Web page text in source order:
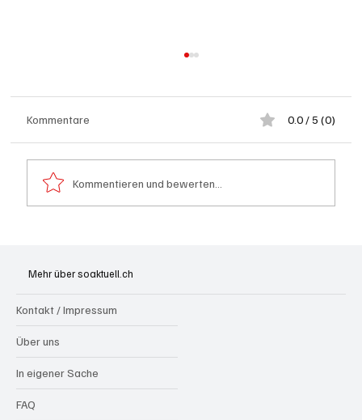
gesucht)
Kommentare 0.0 / 5 (0)
Kommentieren und bewerten...
Mehr über soaktuell.ch
Kontakt / Impressum
Über uns
In eigener Sache
FAQ